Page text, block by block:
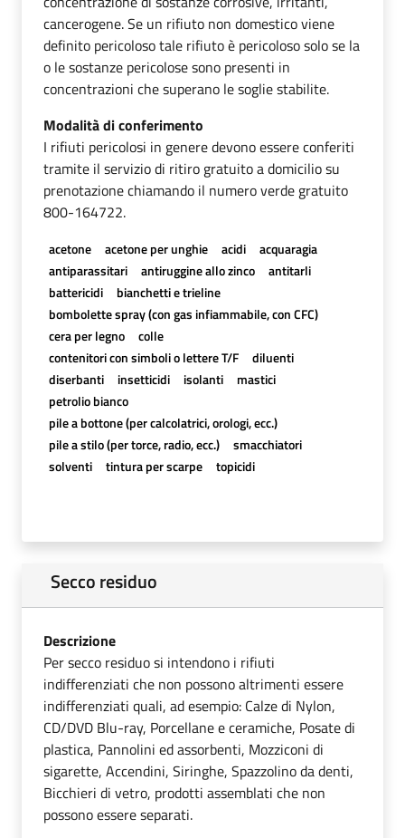
cancerogene. Se un rifiuto non domestico viene
definito pericoloso tale rifiuto è pericoloso solo se la
o le sostanze pericolose sono presenti in
concentrazioni che superano le soglie stabilite.
Modalità di conferimento
I rifiuti pericolosi in genere devono essere conferiti
tramite il servizio di ritiro gratuito a domicilio su
prenotazione chiamando il numero verde gratuito
800-164722.
acetone acetone per unghie acidi
acquaragia
antiparassitari
antiruggine allo zinco
antitarli
battericidi
bianchetti e trieline
bombolette spray (con gas infiammabile, con CFC)
cera per legno
colle
contenitori con simboli o lettere T/F
diluenti
diserbanti
insetticidi isolanti
mastici
petrolio bianco
pile a bottone (per calcolatrici, orologi, ecc.)
pile a stilo (per torce, radio, ecc.)
smacchiatori
solventi
tintura per scarpe topicidi
Secco residuo
Descrizione
Per secco residuo si intendono i rifiuti
indifferenziati che non possono altrimenti essere
indifferenziati quali, ad esempio: Calze di Nylon,
CD/DVD Blu-ray, Porcellane e ceramiche, Posate di
plastica, Pannolini ed assorbenti, Mozziconi di
sigarette, Accendini, Siringhe, Spazzolino da denti,
Bicchieri di vetro, prodotti assemblati che non
possono essere separati.